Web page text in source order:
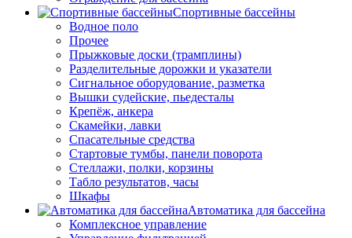
Спортивные бассейны
Водное поло
Прочее
Прыжковые доски (трамплины)
Разделительные дорожки и указатели
Cигнальное оборудование, разметка
Вышки судейские, пьедесталы
Крепёж, анкера
Скамейки, лавки
Спасательные средства
Стартовые тумбы, панели поворота
Стеллажи, полки, корзины
Табло результатов, часы
Шкафы
Автоматика для бассейна
Комплексное управление